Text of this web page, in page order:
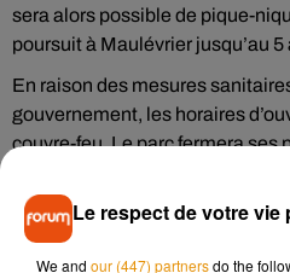
sera alors possible de pique-
poursuit à Maulévrier jusqu’au 5
En raison des mesures
gouvernement, les horaires
couvre-feu. Le parc fermera ses
guidées et animations pour les
suspendues jusqu’à nouvel
Le respect de votre
We and our (447) partnersdo the